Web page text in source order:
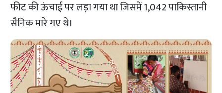
फीट की ऊंचाई पर लड़ा गया था जिसमें 1,042 पाकिस्तानी
सैनिक मारे गए थे।